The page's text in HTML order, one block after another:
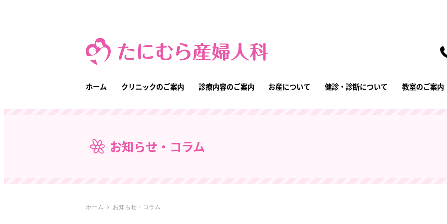
ツ
ホーム クリニックのご案内 診療内容のご案内 お産について 健診・診断について 教室のご案内
お知らせ・コラム
ホーム お知らせ・コラム